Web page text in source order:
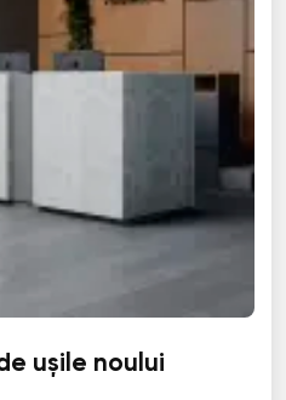
ușile noului